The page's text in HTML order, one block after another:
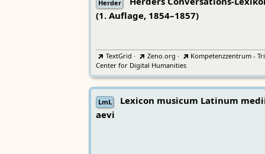
Herder
(1. Auflage, 1854–1857)
TextGrid · Zeno.org ·
Kompetenzzentrum -
Center for Digital Humanities
LmL
Lexicon musicum Latinum
aevi